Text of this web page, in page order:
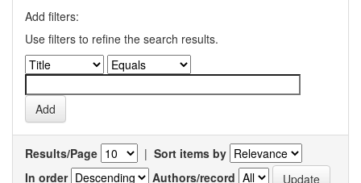
Add filters:
Use filters to refine the search results.
Results/Page | Sort items by
In order
Authors/record